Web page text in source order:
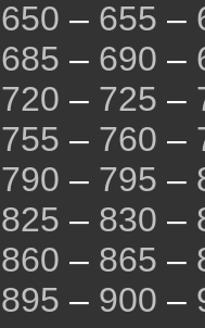
650 – 655 –
685 – 690 –
720 – 725 –
755 – 760 –
790 – 795 –
825 – 830 –
860 – 865 –
895 – 900 –